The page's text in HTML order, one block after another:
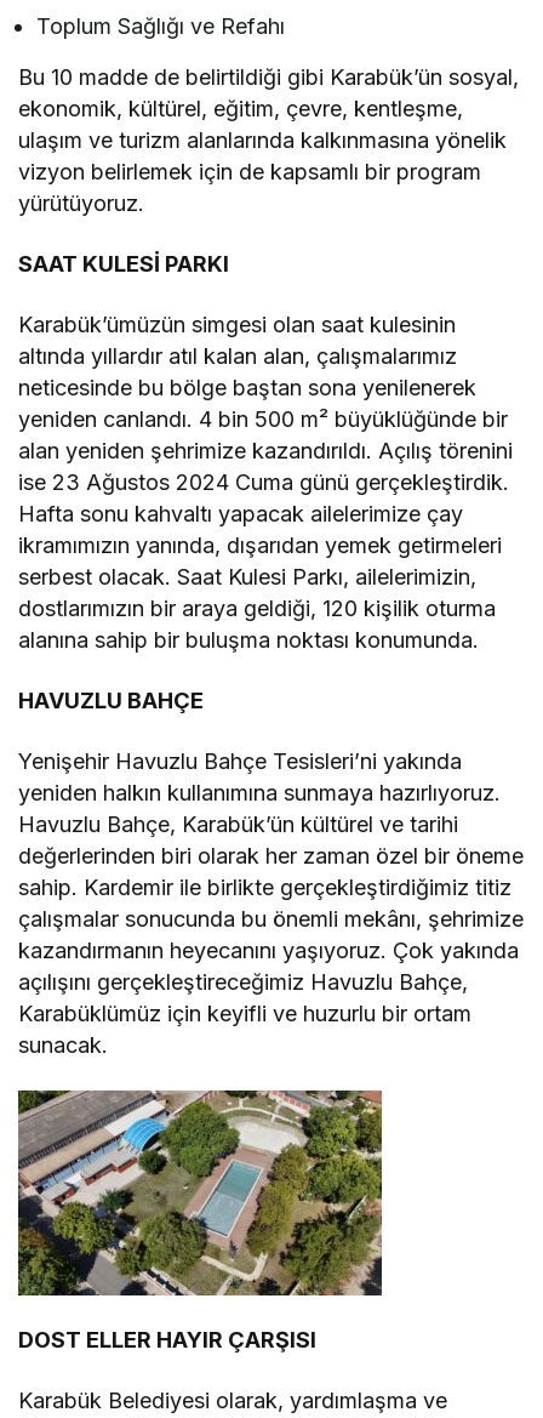
Toplum Sağlığı ve Refahı
Bu 10 madde de belirtildiği gibi Karabük’ün sosyal,
ekonomik, kültürel, eğitim, çevre, kentleşme,
ulaşım ve turizm alanlarında kalkınmasına yönelik
vizyon belirlemek için de kapsamlı bir program
yürütüyoruz.
SAAT KULESİ PARKI
Karabük’ümüzün simgesi olan saat kulesinin
altında yıllardır atıl kalan alan, çalışmalarımız
neticesinde bu bölge baştan sona yenilenerek
yeniden canlandı. 4 bin 500 m² büyüklüğünde bir
alan yeniden şehrimize kazandırıldı. Açılış törenini
ise 23 Ağustos 2024 Cuma günü gerçekleştirdik.
Hafta sonu kahvaltı yapacak ailelerimize çay
ikramımızın yanında, dışarıdan yemek getirmeleri
serbest olacak. Saat Kulesi Parkı, ailelerimizin,
dostlarımızın bir araya geldiği, 120 kişilik oturma
alanına sahip bir buluşma noktası konumunda.
HAVUZLU BAHÇE
Yenişehir Havuzlu Bahçe Tesisleri’ni yakında
yeniden halkın kullanımına sunmaya hazırlıyoruz.
Havuzlu Bahçe, Karabük’ün kültürel ve tarihi
değerlerinden biri olarak her zaman özel bir öneme
sahip. Kardemir ile birlikte gerçekleştirdiğimiz titiz
çalışmalar sonucunda bu önemli mekânı, şehrimize
kazandırmanın heyecanını yaşıyoruz. Çok yakında
açılışını gerçekleştireceğimiz Havuzlu Bahçe,
Karabüklümüz için keyifli ve huzurlu bir ortam
sunacak.
DOST ELLER HAYIR ÇARŞISI
Karabük Belediyesi olarak, yardımlaşma ve